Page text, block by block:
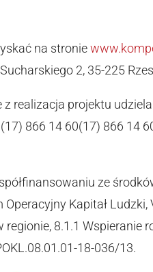
na stronie
2, 35-225
realizacja projektu
(17) 866 14 60(17) 866 14
ze
Operacyjny Kapitał
8.1.1
18-036/13.